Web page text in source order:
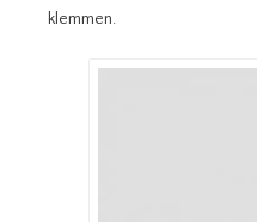
klemmen.